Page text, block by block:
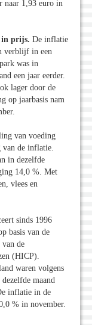
naar 1,93 euro in
prijs. De inflatie
verblijf in een
was in
een jaar eerder.
lager door de
op jaarbasis nam
van voeding
van de inflatie.
in dezelfde
14,0 %. Met
vlees en
sinds 1996
basis van de
van de
(HICP).
waren volgens
maand
inflatie in de
% in november.